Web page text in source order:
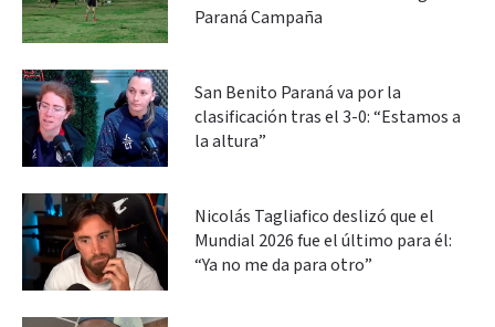
Paraná Campaña
San Benito Paraná va por la
clasificación tras el 3-0: “Estamos a
la altura”
Nicolás Tagliafico deslizó que el
Mundial 2026 fue el último para él:
“Ya no me da para otro”